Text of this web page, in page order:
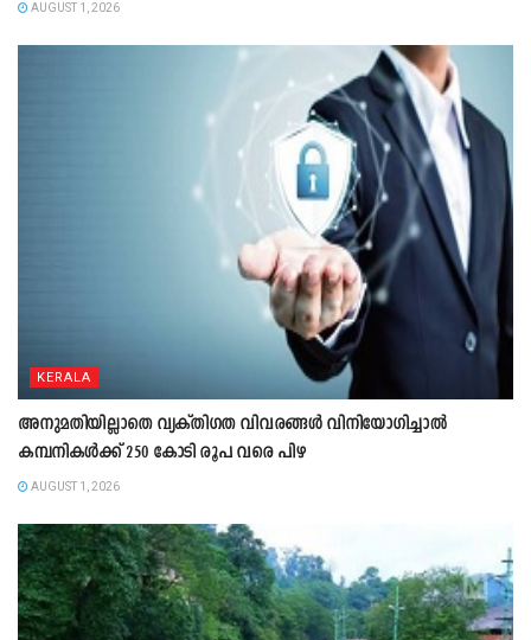
AUGUST 1, 2026
KERALA
അനുമതിയില്ലാതെ വ്യക്തിഗത വിവരങ്ങൾ വിനിയോഗിച്ചാൽ
കമ്പനികൾക്ക് 250 കോടി രൂപ വരെ പിഴ
AUGUST 1, 2026